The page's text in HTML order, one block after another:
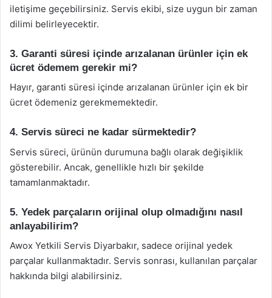
iletişime geçebilirsiniz. Servis ekibi, size uygun bir zaman
dilimi belirleyecektir.
3. Garanti süresi içinde arızalanan ürünler için ek
ücret ödemem gerekir mi?
Hayır, garanti süresi içinde arızalanan ürünler için ek bir
ücret ödemeniz gerekmemektedir.
4. Servis süreci ne kadar sürmektedir?
Servis süreci, ürünün durumuna bağlı olarak değişiklik
gösterebilir. Ancak, genellikle hızlı bir şekilde
tamamlanmaktadır.
5. Yedek parçaların orijinal olup olmadığını nasıl
anlayabilirim?
Awox Yetkili Servis Diyarbakır, sadece orijinal yedek
parçalar kullanmaktadır. Servis sonrası, kullanılan parçalar
hakkında bilgi alabilirsiniz.